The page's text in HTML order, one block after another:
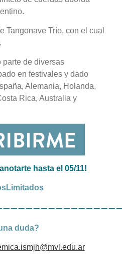
Tangonave Trío, con el cual
parte de diversas
en festivales y dado
Alemania, Holanda,
Rica, Australia y
hasta el 05/11!
duda?